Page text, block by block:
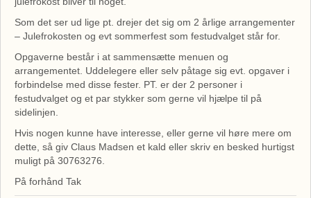
Som det ser ud lige pt. drejer det sig om 2 årlige arrangementer
– Julefrokosten og evt sommerfest som festudvalget står for.
Opgaverne består i at sammensætte menuen og
arrangementet. Uddelegere eller selv påtage sig evt. opgaver i
forbindelse med disse fester. PT. er der 2 personer i
festudvalget og et par stykker som gerne vil hjælpe til på
sidelinjen.
Hvis nogen kunne have interesse, eller gerne vil høre mere om
dette, så giv Claus Madsen et kald eller skriv en besked hurtigst
muligt på 30763276.
På forhånd Tak